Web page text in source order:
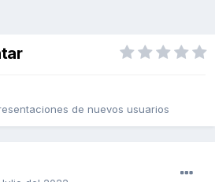
de nuevos usuarios